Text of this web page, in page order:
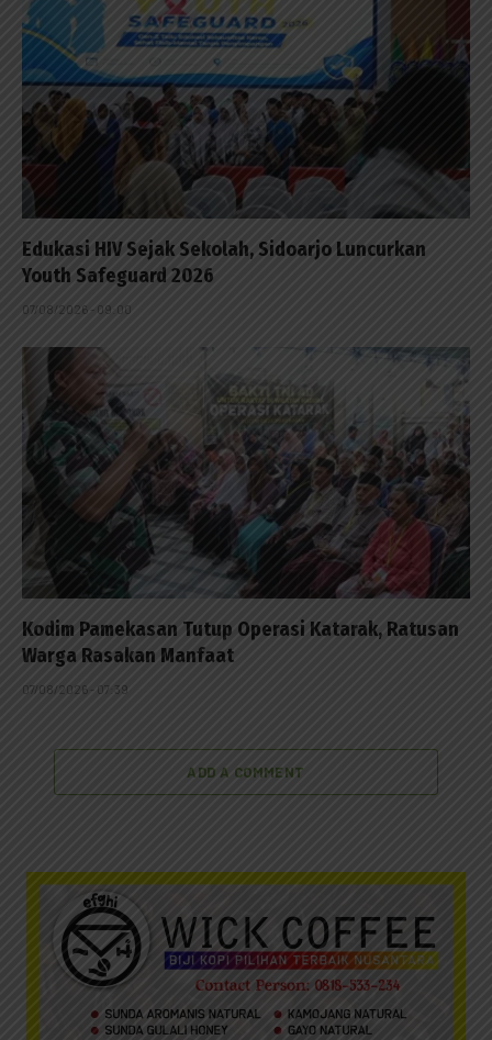
Edukasi HIV Sejak Sekolah, Sidoarjo Luncurkan
Youth Safeguard 2026
07/08/2026 - 09:00
Kodim Pamekasan Tutup Operasi Katarak, Ratusan
Warga Rasakan Manfaat
07/08/2026 - 07:39
ADD A COMMENT